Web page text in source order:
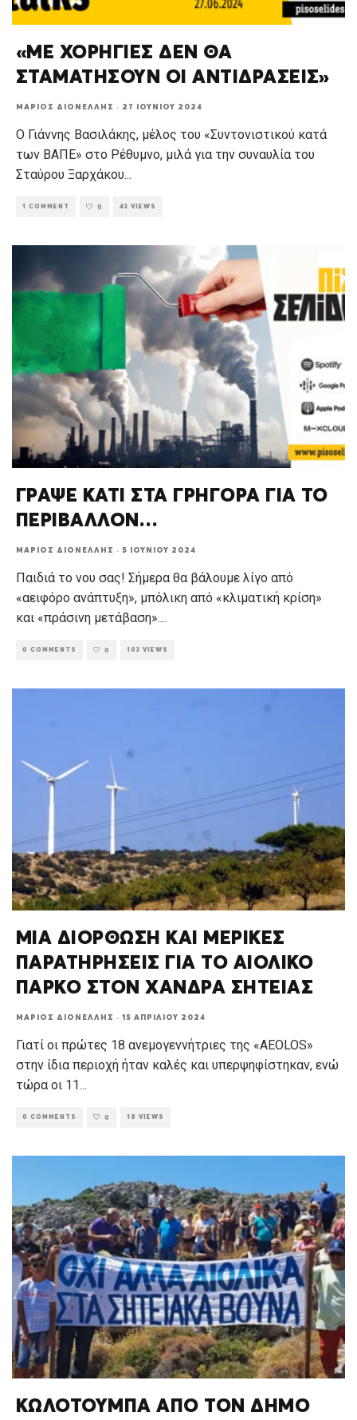
«ΜΕ ΧΟΡΗΓΙΕΣ ΔΕΝ ΘΑ
ΣΤΑΜΑΤΗΣΟΥΝ ΟΙ ΑΝΤΙΔΡΑΣΕΙΣ»
ΜΆΡΙΟΣ ΔΙΟΝΈΛΛΗΣ · 27 ΙΟΥΝΊΟΥ 2024
Ο Γιάννης Βασιλάκης, μέλος του «Συντονιστικού κατά
των ΒΑΠΕ» στο Ρέθυμνο, μιλά για την συναυλία του
Σταύρου Ξαρχάκου...
1 COMMENT 0 43 VIEWS
ΓΡΑΨΕ ΚΑΤΙ ΣΤΑ ΓΡΗΓΟΡΑ ΓΙΑ ΤΟ
ΠΕΡΙΒΑΛΛΟΝ…
ΜΆΡΙΟΣ ΔΙΟΝΈΛΛΗΣ · 5 ΙΟΥΝΊΟΥ 2024
Παιδιά το νου σας! Σήμερα θα βάλουμε λίγο από
«αειφόρο ανάπτυξη», μπόλικη από «κλιματική κρίση»
και «πράσινη μετάβαση»....
0 COMMENTS 0 103 VIEWS
ΜΙΑ ΔΙΟΡΘΩΣΗ ΚΑΙ ΜΕΡΙΚΕΣ
ΠΑΡΑΤΗΡΗΣΕΙΣ ΓΙΑ ΤΟ ΑΙΟΛΙΚΟ
ΠΑΡΚΟ ΣΤΟΝ ΧΑΝΔΡΑ ΣΗΤΕΙΑΣ
ΜΆΡΙΟΣ ΔΙΟΝΈΛΛΗΣ · 15 ΑΠΡΙΛΊΟΥ 2024
Γιατί οι πρώτες 18 ανεμογεννήτριες της «AEOLOS»
στην ίδια περιοχή ήταν καλές και υπερψηφίστηκαν, ενώ
τώρα οι 11...
0 COMMENTS 0 18 VIEWS
ΚΩΛΟΤΟΥΜΠΑ ΑΠΟ ΤΟΝ ΔΗΜΟ